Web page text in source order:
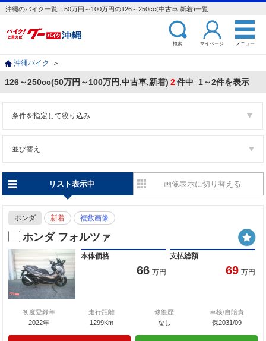
沖縄のバイク一覧：50万円～100万円の126～250cc(中古車,新着)一覧
検索 マイページ メニュー
沖縄バイク ＞
126～250cc(50万円～100万円,中古車,新着) 2件中 1～2件を表示
条件を指定して絞り込み
並び替え
リスト表示中 画像表示に切り替える
ホンダ 新着 複数画像
ホンダ フォルツァ
本体価格
66 万円
支払総額
69 万円
初度登録年
2022年
走行距離
1299Km
修復歴
なし
車検/自賠責
保2031/09